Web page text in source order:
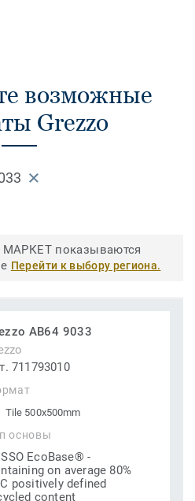
возможные
Grezzo
показываются
Перейти к выбору региона.
AB64 9033
711793010
Tile 500x500mm
основы
EcoBase® -
on average 80%
positively defined
content